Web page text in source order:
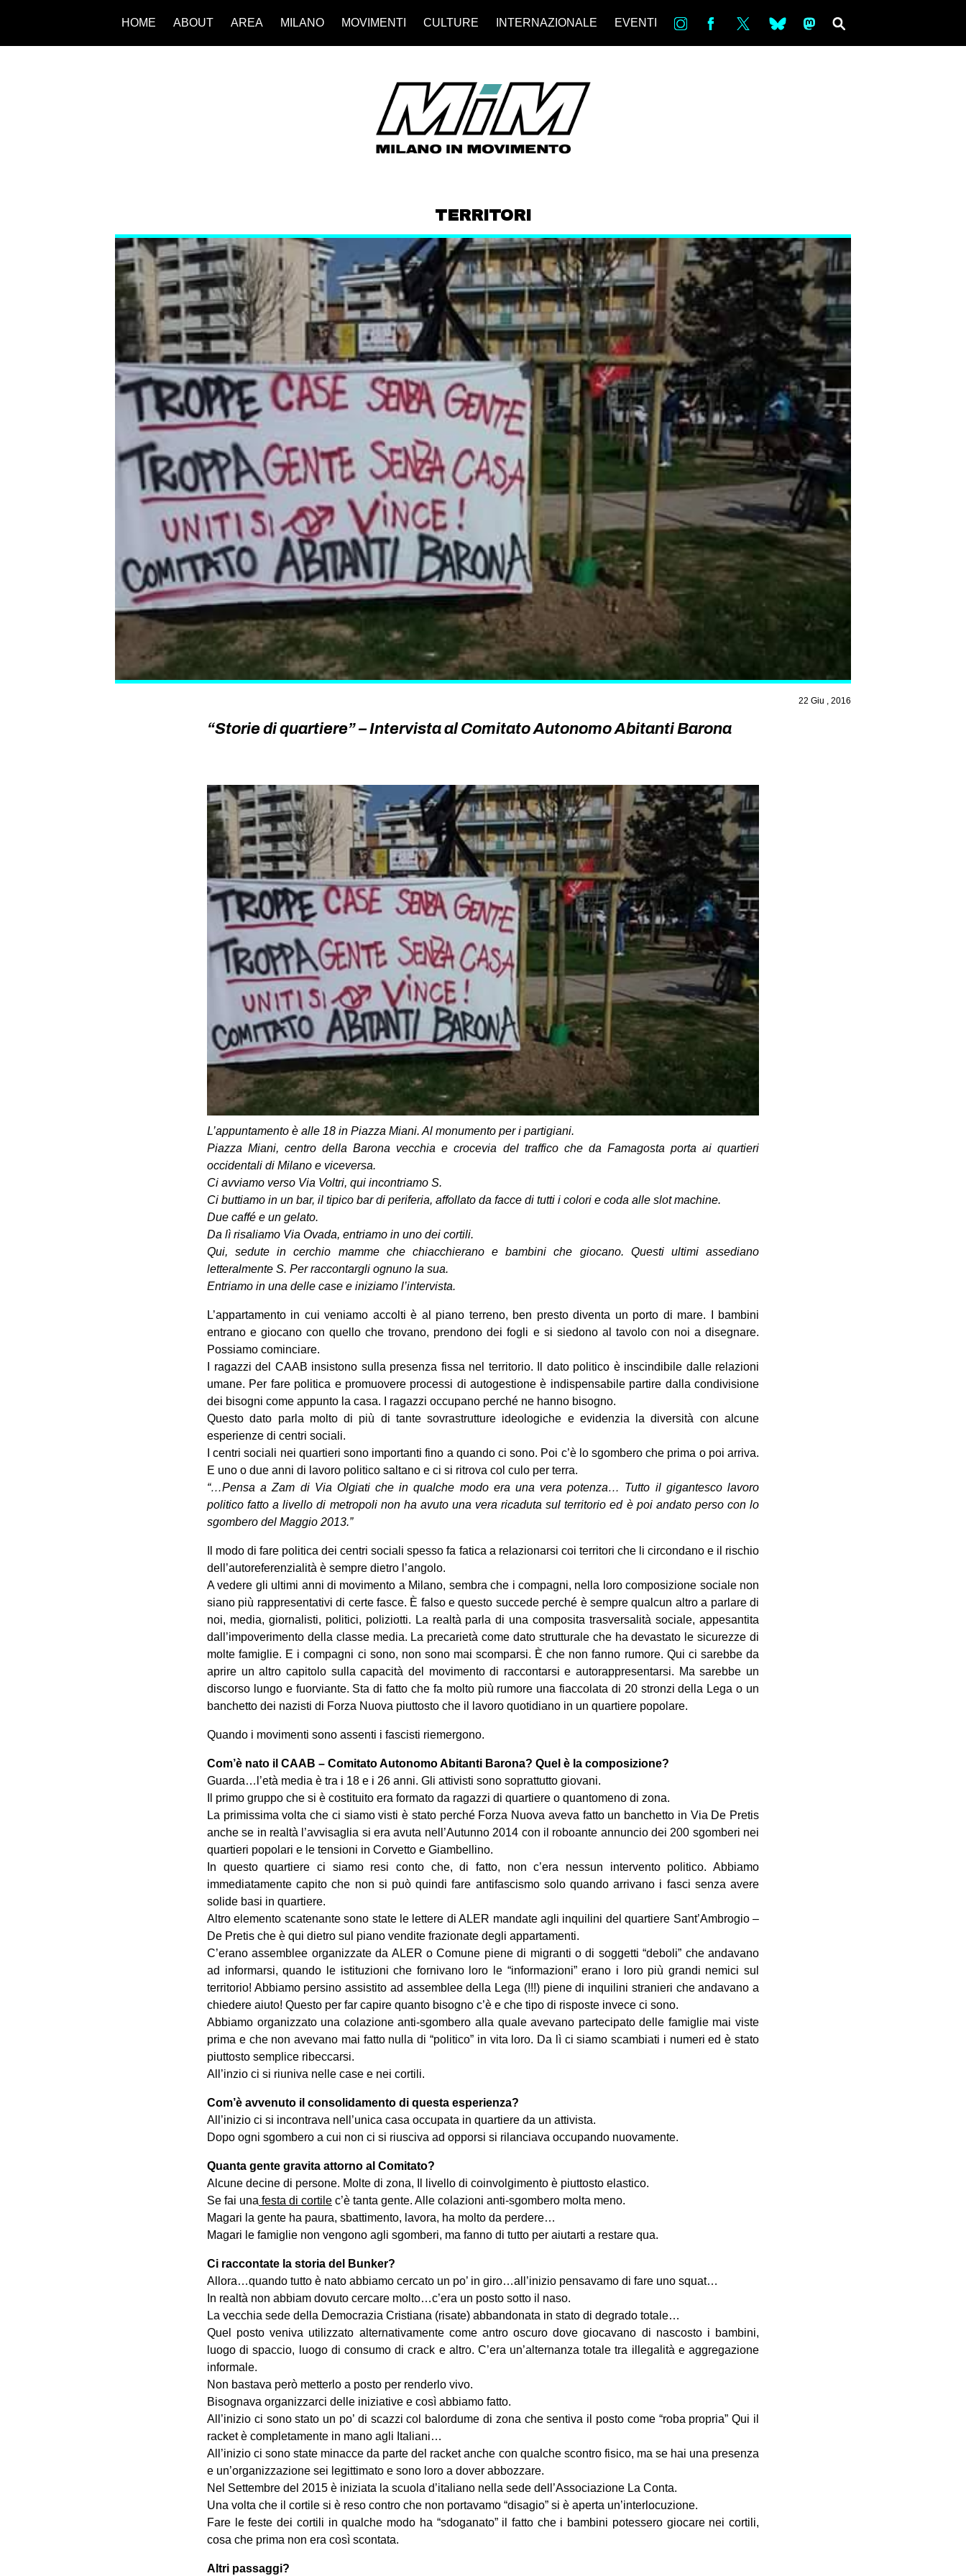
HOME ABOUT AREA MILANO MOVIMENTI CULTURE INTERNAZIONALE EVENTI in bsky ms
TERRITORI
22 Giu , 2016
“Storie di quartiere” – Intervista al Comitato Autonomo Abitanti Barona
L’appuntamento è alle 18 in Piazza Miani. Al monumento per i partigiani.
Piazza Miani, centro della Barona vecchia e crocevia del traffico che da Famagosta porta ai quartieri
occidentali di Milano e viceversa.
Ci avviamo verso Via Voltri, qui incontriamo S.
Ci buttiamo in un bar, il tipico bar di periferia, affollato da facce di tutti i colori e coda alle slot machine.
Due caffé e un gelato.
Da lì risaliamo Via Ovada, entriamo in uno dei cortili.
Qui, sedute in cerchio mamme che chiacchierano e bambini che giocano. Questi ultimi assediano
letteralmente S. Per raccontargli ognuno la sua.
Entriamo in una delle case e iniziamo l’intervista.
L’appartamento in cui veniamo accolti è al piano terreno, ben presto diventa un porto di mare. I bambini
entrano e giocano con quello che trovano, prendono dei fogli e si siedono al tavolo con noi a disegnare.
Possiamo cominciare.
I ragazzi del CAAB insistono sulla presenza fissa nel territorio. Il dato politico è inscindibile dalle relazioni
umane. Per fare politica e promuovere processi di autogestione è indispensabile partire dalla condivisione
dei bisogni come appunto la casa. I ragazzi occupano perché ne hanno bisogno.
Questo dato parla molto di più di tante sovrastrutture ideologiche e evidenzia la diversità con alcune
esperienze di centri sociali.
I centri sociali nei quartieri sono importanti fino a quando ci sono. Poi c’è lo sgombero che prima o poi arriva.
E uno o due anni di lavoro politico saltano e ci si ritrova col culo per terra.
“…Pensa a Zam di Via Olgiati che in qualche modo era una vera potenza… Tutto il gigantesco lavoro
politico fatto a livello di metropoli non ha avuto una vera ricaduta sul territorio ed è poi andato perso con lo
sgombero del Maggio 2013.”
Il modo di fare politica dei centri sociali spesso fa fatica a relazionarsi coi territori che li circondano e il rischio
dell’autoreferenzialità è sempre dietro l’angolo.
A vedere gli ultimi anni di movimento a Milano, sembra che i compagni, nella loro composizione sociale non
siano più rappresentativi di certe fasce. È falso e questo succede perché è sempre qualcun altro a parlare di
noi, media, giornalisti, politici, poliziotti. La realtà parla di una composita trasversalità sociale, appesantita
dall’impoverimento della classe media. La precarietà come dato strutturale che ha devastato le sicurezze di
molte famiglie. E i compagni ci sono, non sono mai scomparsi. È che non fanno rumore. Qui ci sarebbe da
aprire un altro capitolo sulla capacità del movimento di raccontarsi e autorappresentarsi. Ma sarebbe un
discorso lungo e fuorviante. Sta di fatto che fa molto più rumore una fiaccolata di 20 stronzi della Lega o un
banchetto dei nazisti di Forza Nuova piuttosto che il lavoro quotidiano in un quartiere popolare.
Quando i movimenti sono assenti i fascisti riemergono.
Com’è nato il CAAB – Comitato Autonomo Abitanti Barona? Quel è la composizione?
Guarda…l’età media è tra i 18 e i 26 anni. Gli attivisti sono soprattutto giovani.
Il primo gruppo che si è costituito era formato da ragazzi di quartiere o quantomeno di zona.
La primissima volta che ci siamo visti è stato perché Forza Nuova aveva fatto un banchetto in Via De Pretis
anche se in realtà l’avvisaglia si era avuta nell’Autunno 2014 con il roboante annuncio dei 200 sgomberi nei
quartieri popolari e le tensioni in Corvetto e Giambellino.
In questo quartiere ci siamo resi conto che, di fatto, non c’era nessun intervento politico. Abbiamo
immediatamente capito che non si può quindi fare antifascismo solo quando arrivano i fasci senza avere
solide basi in quartiere.
Altro elemento scatenante sono state le lettere di ALER mandate agli inquilini del quartiere Sant’Ambrogio –
De Pretis che è qui dietro sul piano vendite frazionate degli appartamenti.
C’erano assemblee organizzate da ALER o Comune piene di migranti o di soggetti “deboli” che andavano
ad informarsi, quando le istituzioni che fornivano loro le “informazioni” erano i loro più grandi nemici sul
territorio! Abbiamo persino assistito ad assemblee della Lega (!!!) piene di inquilini stranieri che andavano a
chiedere aiuto! Questo per far capire quanto bisogno c’è e che tipo di risposte invece ci sono.
Abbiamo organizzato una colazione anti-sgombero alla quale avevano partecipato delle famiglie mai viste
prima e che non avevano mai fatto nulla di “politico” in vita loro. Da lì ci siamo scambiati i numeri ed è stato
piuttosto semplice ribeccarsi.
All’inzio ci si riuniva nelle case e nei cortili.
Com’è avvenuto il consolidamento di questa esperienza?
All’inizio ci si incontrava nell’unica casa occupata in quartiere da un attivista.
Dopo ogni sgombero a cui non ci si riusciva ad opporsi si rilanciava occupando nuovamente.
Quanta gente gravita attorno al Comitato?
Alcune decine di persone. Molte di zona, Il livello di coinvolgimento è piuttosto elastico.
Se fai una festa di cortile c’è tanta gente. Alle colazioni anti-sgombero molta meno.
Magari la gente ha paura, sbattimento, lavora, ha molto da perdere…
Magari le famiglie non vengono agli sgomberi, ma fanno di tutto per aiutarti a restare qua.
Ci raccontate la storia del Bunker?
Allora…quando tutto è nato abbiamo cercato un po’ in giro…all’inizio pensavamo di fare uno squat…
In realtà non abbiam dovuto cercare molto…c’era un posto sotto il naso.
La vecchia sede della Democrazia Cristiana (risate) abbandonata in stato di degrado totale…
Quel posto veniva utilizzato alternativamente come antro oscuro dove giocavano di nascosto i bambini,
luogo di spaccio, luogo di consumo di crack e altro. C’era un’alternanza totale tra illegalità e aggregazione
informale.
Non bastava però metterlo a posto per renderlo vivo.
Bisognava organizzarci delle iniziative e così abbiamo fatto.
All’inizio ci sono stato un po’ di scazzi col balordume di zona che sentiva il posto come “roba propria” Qui il
racket è completamente in mano agli Italiani…
All’inizio ci sono state minacce da parte del racket anche con qualche scontro fisico, ma se hai una presenza
e un’organizzazione sei legittimato e sono loro a dover abbozzare.
Nel Settembre del 2015 è iniziata la scuola d’italiano nella sede dell’Associazione La Conta.
Una volta che il cortile si è reso contro che non portavamo “disagio” si è aperta un’interlocuzione.
Fare le feste dei cortili in qualche modo ha “sdoganato” il fatto che i bambini potessero giocare nei cortili,
cosa che prima non era così scontata.
Altri passaggi?